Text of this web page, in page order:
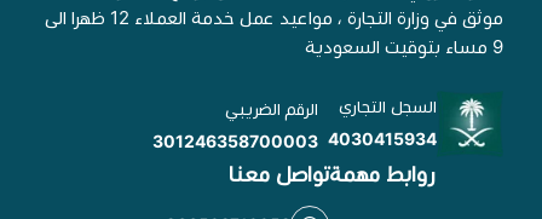
موثق في وزارة التجارة ، مواعيد عمل خدمة العملاء 12 ظهرا الى
9 مساء بتوقيت السعودية
السجل التجاري
4030415934
الرقم الضريبي
301246358700003
روابط مهمةتواصل معنا